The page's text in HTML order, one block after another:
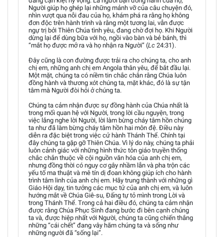
Người giúp họ ghép lại những mảnh vỡ của câu chuyện đó,
nhìn vượt qua nỗi đau của họ, khám phá ra rằng họ không
đơn độc trên hành trình và rằng một tương lai, vẫn được
ngự trị bởi Thiên Chúa tình yêu, đang chờ đợi họ. Khi Người
dừng lại để dùng bữa với họ, ngồi vào bàn và bẻ bánh, thì
“mắt họ được mở ra và họ nhận ra Người” (Lc 24:31).
Đây cũng là con đường được trải ra cho chúng ta, cho anh
chị em, những anh chị em Angola thân yêu, để bắt đầu lại.
Một mặt, chúng ta có niềm tin chắc chắn rằng Chúa luôn
đồng hành và thương xót chúng ta, mặt khác, đó là sự tận
tâm mà Người đòi hỏi ở chúng ta.
Chúng ta cảm nhận được sự đồng hành của Chúa nhất là
trong mối quan hệ với Người, trong lời cầu nguyện, trong
việc lắng nghe lời Người, lời làm bừng cháy tâm hồn chúng
ta như đã làm bừng cháy tâm hồn hai môn đệ. Điều này
diễn ra đặc biệt trong việc cử hành Thánh Thể. Chính tại
đây chúng ta gặp gỡ Thiên Chúa. Vì lý do này, chúng ta phải
luôn cảnh giác với những hình thức tôn giáo truyền thống
chắc chắn thuộc về cội nguồn văn hóa của anh chị em,
nhưng đồng thời có nguy cơ gây nhầm lẫn và pha trộn các
yếu tố ma thuật và mê tín dị đoan không giúp ích cho hành
trình tâm linh của anh chị em. Hãy trung thành với những gì
Giáo Hội dạy, tin tưởng các mục tử của anh chị em, và luôn
hướng mắt về Chúa Giê-su, Đấng tự tỏ mình trong Lời và
trong Thánh Thể. Trong cả hai điều đó, chúng ta cảm nhận
được rằng Chúa Phục Sinh đang bước đi bên cạnh chúng
ta và, được hiệp nhất với Người, chúng ta cũng chiến thắng
những “cái chết” đang vây hãm chúng ta và sống như
những người đã “sống lại”.